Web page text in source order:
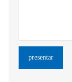
presentar